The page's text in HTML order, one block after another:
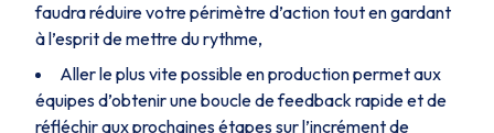
faudra réduire votre périmètre d’action tout en gardant
à l’esprit de mettre du rythme,
Aller le plus vite possible en production permet aux
équipes d’obtenir une boucle de feedback rapide et de
réfléchir aux prochaines étapes sur l’incrément de